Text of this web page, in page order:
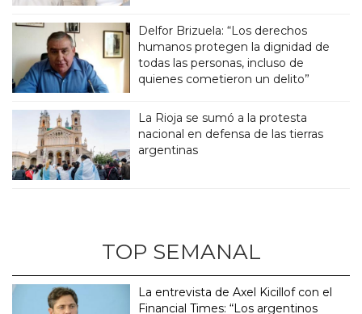
Delfor Brizuela: “Los derechos
humanos protegen la dignidad de
todas las personas, incluso de
quienes cometieron un delito”
La Rioja se sumó a la protesta
nacional en defensa de las tierras
argentinas
TOP SEMANAL
La entrevista de Axel Kicillof con el
Financial Times: “Los argentinos